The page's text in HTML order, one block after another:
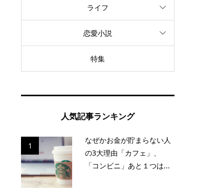
ライフ
恋愛小説
特集
人気記事ランキング
1
なぜかお金が貯まらない人
の3大理由「カフェ」、
「コンビニ」あと１つは...